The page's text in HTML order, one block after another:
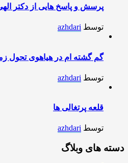
پرسش و پاسخ هایی از دکتر
توسط azhdari
گم گشته ام در هیاهوی تحول
توسط azhdari
قلعه پرتغالی ها
توسط azhdari
دسته های وبلاگ